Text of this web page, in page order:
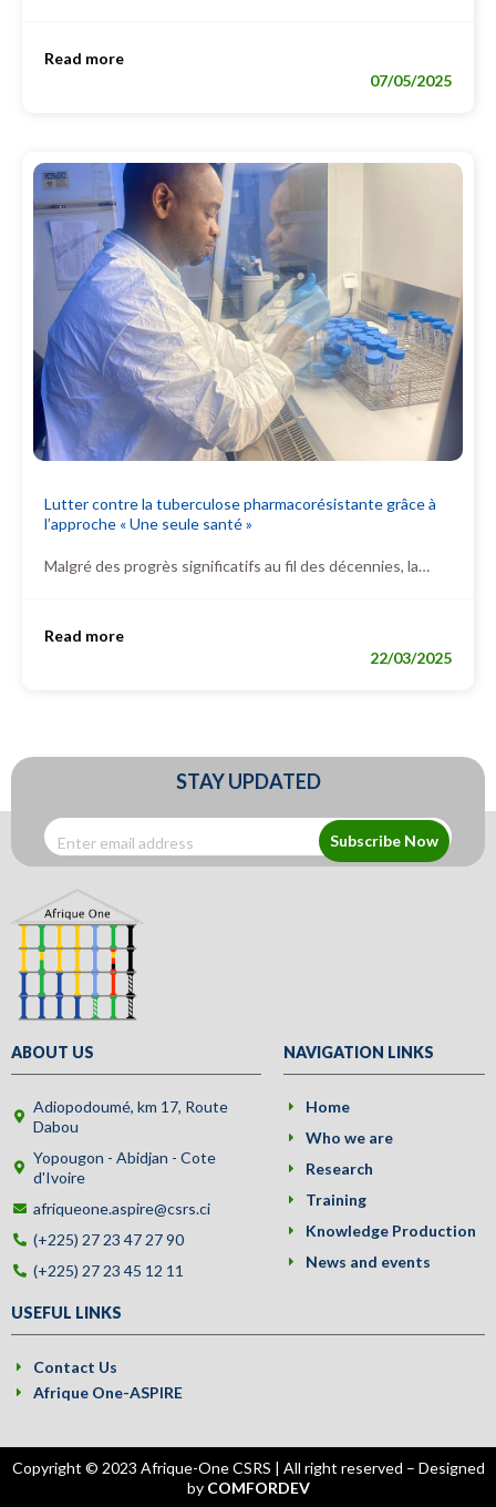
Read more
07/05/2025
Lutter contre la tuberculose pharmacorésistante grâce à
l’approche « Une seule santé »
Malgré des progrès significatifs au fil des décennies, la…
Read more
22/03/2025
STAY UPDATED
Subscribe Now
ABOUT US
Adiopodoumé, km 17, Route
Dabou
Yopougon - Abidjan - Cote
d'Ivoire
afriqueone.aspire@csrs.ci
(+225) 27 23 47 27 90
(+225) 27 23 45 12 11
NAVIGATION LINKS
Home
Who we are
Research
Training
Knowledge Production
News and events
USEFUL LINKS
Contact Us
Afrique One-ASPIRE
Copyright © 2023 Afrique-One CSRS | All right reserved – Designed
by COMFORDEV